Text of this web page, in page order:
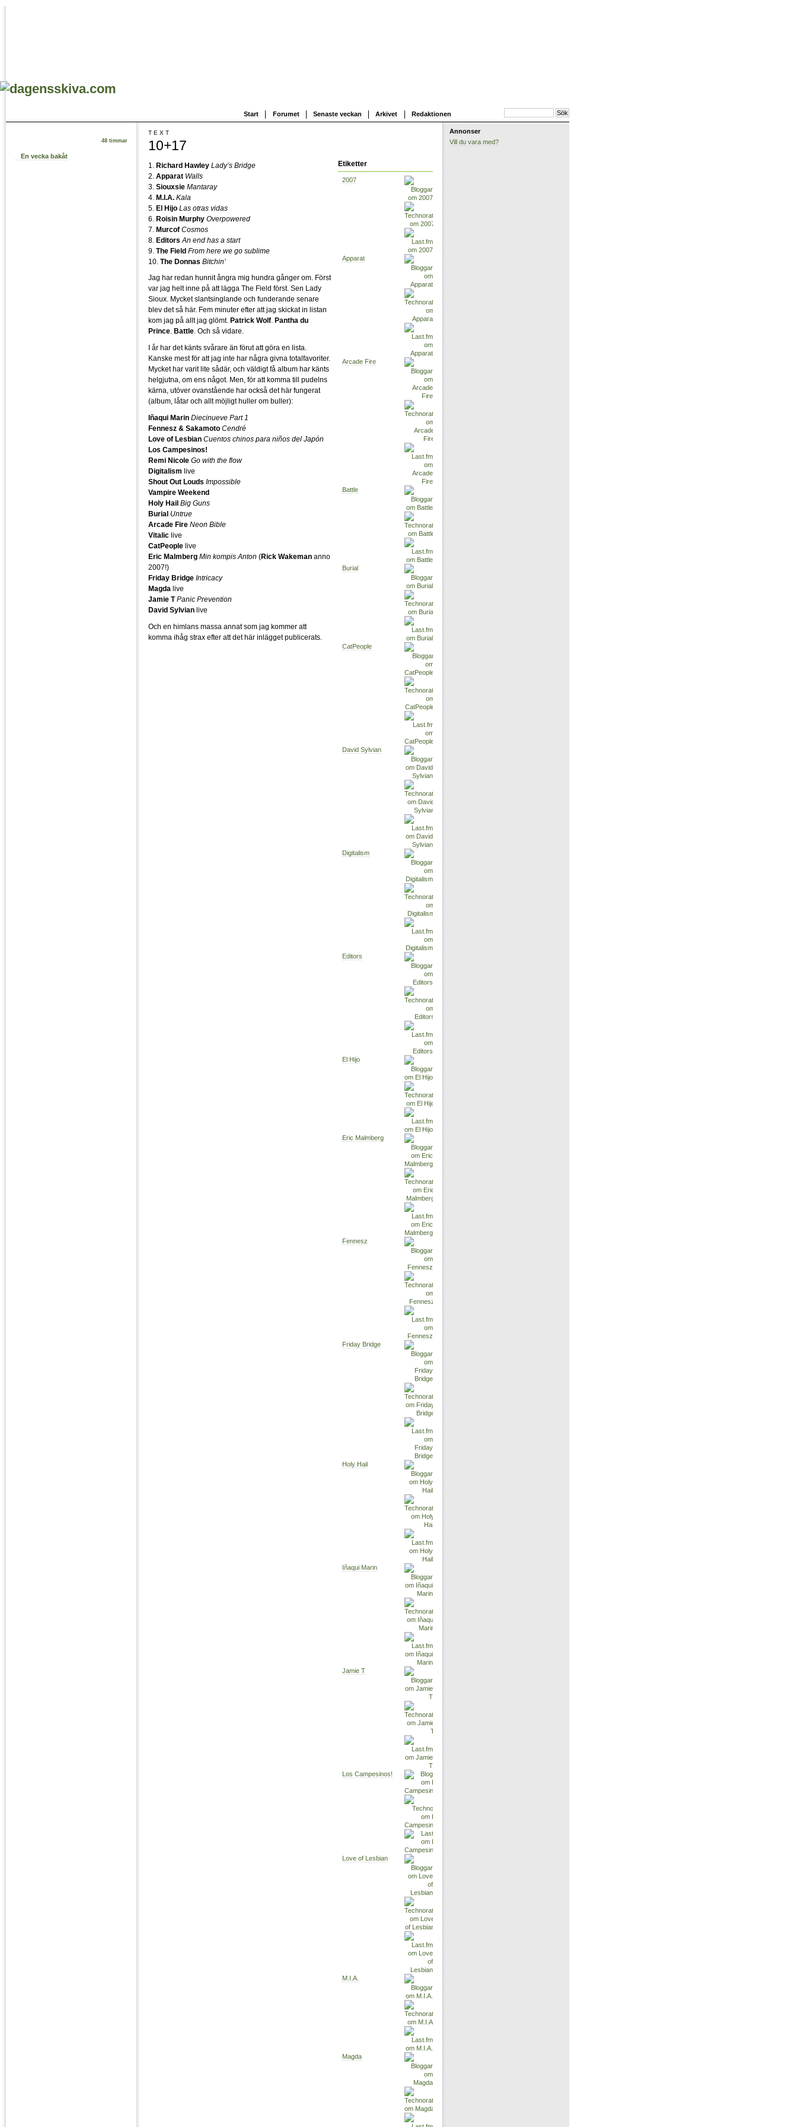
Start Forumet Senaste veckan Arkivet Redaktionen
48 timmar
En vecka bakåt
TEXT
10+17
Etiketter
2007
Apparat
Arcade Fire
Battle
Burial
CatPeople
David Sylvian
Digitalism
Editors
El Hijo
Eric Malmberg
Fennesz
Friday Bridge
Holy Hail
Iñaqui Marin
Jamie T
Los Campesinos!
Love of Lesbian
M.I.A.
Magda
1. Richard Hawley Lady’s Bridge
2. Apparat Walls
3. Siouxsie Mantaray
4. M.I.A. Kala
5. El Hijo Las otras vidas
6. Roisin Murphy Overpowered
7. Murcof Cosmos
8. Editors An end has a start
9. The Field From here we go sublime
10. The Donnas Bitchin’
Jag har redan hunnit ångra mig hundra gånger om. Först
var jag helt inne på att lägga The Field först. Sen Lady
Sioux. Mycket slantsinglande och funderande senare
blev det så här. Fem minuter efter att jag skickat in listan
kom jag på allt jag glömt. Patrick Wolf. Pantha du
Prince. Battle. Och så vidare.
I år har det känts svårare än förut att göra en lista.
Kanske mest för att jag inte har några givna totalfavoriter.
Mycket har varit lite sådär, och väldigt få album har känts
helgjutna, om ens något. Men, för att komma till pudelns
kärna, utöver ovanstående har också det här fungerat
(album, låtar och allt möjligt huller om buller):
Iñaqui Marin Diecinueve Part 1
Fennesz & Sakamoto Cendré
Love of Lesbian Cuentos chinos para niños del Japón
Los Campesinos!
Remi Nicole Go with the flow
Digitalism live
Shout Out Louds Impossible
Vampire Weekend
Holy Hail Big Guns
Burial Untrue
Arcade Fire Neon Bible
Vitalic live
CatPeople live
Eric Malmberg Min kompis Anton (Rick Wakeman anno
2007!)
Friday Bridge Intricacy
Magda live
Jamie T Panic Prevention
David Sylvian live
Och en himlans massa annat som jag kommer att
komma ihåg strax efter att det här inlägget publicerats.
Annonser
Vill du vara med?